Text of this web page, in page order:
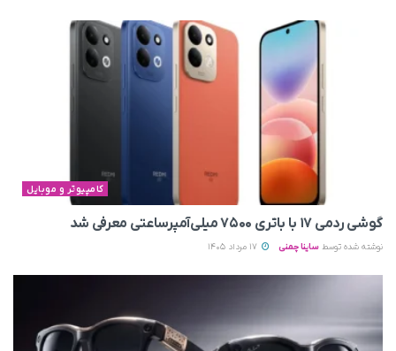
کامپیوتر و موبایل
گوشی ردمی ۱۷ با باتری ۷۵۰۰ میلی‌آمپرساعتی معرفی شد
نوشته شده توسط ساینا چمنی